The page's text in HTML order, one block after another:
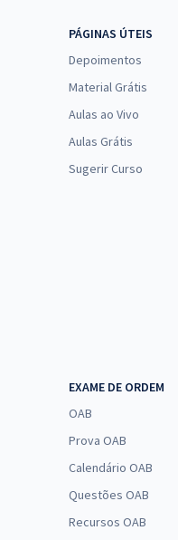
PÁGINAS ÚTEIS
Depoimentos
Material Grátis
Aulas ao Vivo
Aulas Grátis
Sugerir Curso
EXAME DE ORDEM
OAB
Prova OAB
Calendário OAB
Questões OAB
Recursos OAB